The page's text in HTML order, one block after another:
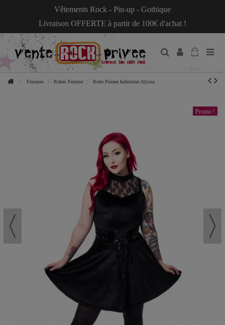
Vêtements Rock - Pin-up - Gothique
Livraison OFFERTE à partir de 100€ d'achat !
Femmes Robes Femme Robe Poizen Industries Alyssa
Promo !